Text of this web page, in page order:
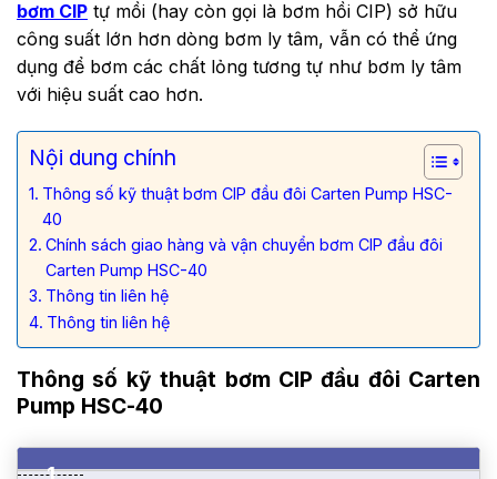
bơm CIP tự mồi (hay còn gọi là bơm hồi CIP) sở hữu
công suất lớn hơn dòng bơm ly tâm, vẫn có thể ứng
dụng để bơm các chất lỏng tương tự như bơm ly tâm
với hiệu suất cao hơn.
Nội dung chính
Thông số kỹ thuật bơm CIP đầu đôi Carten Pump HSC-
40
Chính sách giao hàng và vận chuyển bơm CIP đầu đôi
Carten Pump HSC-40
Thông tin liên hệ
Thông tin liên hệ
Thông số kỹ thuật bơm CIP đầu đôi Carten
Pump HSC-40